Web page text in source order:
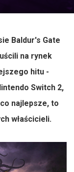
Baldur's Gate
na rynek
hitu -
Switch 2,
najlepsze, to
właścicieli.